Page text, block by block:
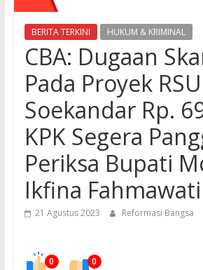
BERITA TERKINI HUKUM & KRIMINAL
CBA: Dugaan
Pada Proyek
Soekandar Rp.
KPK Segera
Periksa Bupati
Ikfina Fahmawati
21 Agustus 2023 Reformasi Bangsa
0 0